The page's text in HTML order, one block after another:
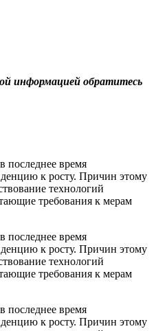
информацией обратитесь
последнее время
к росту. Причин этому
технологий
требования к мерам
последнее время
к росту. Причин этому
технологий
требования к мерам
последнее время
к росту. Причин этому